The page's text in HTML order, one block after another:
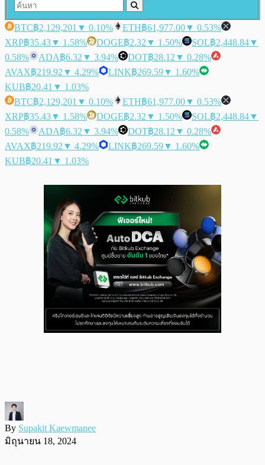
BTC฿2,129,201 ▼ 0.10% ETH฿61,977.00▼ 0.53%
XRP฿35.43▼ 1.58% DOGE฿2.32 ▼ 1.50% SOL฿2,448.84▼
0.58%
ADA฿6.32 ▼ 3.94% DOT฿28.12 ▼ 0.28%
AVAX฿219.92 ▼ 4.29% LINK฿269.59▼ 1.60%
KUB฿20.41 ▼ 1.03%
BTC฿2,129,201 ▼ 0.10% ETH฿61,977.00▼ 0.53%
XRP฿35.43▼ 1.58% DOGE฿2.32 ▼ 1.50% SOL฿2,448.84▼
0.58%
ADA฿6.32 ▼ 3.94% DOT฿28.12 ▼ 0.28%
AVAX฿219.92 ▼ 4.29% LINK฿269.59▼ 1.60%
KUB฿20.41 ▼ 1.03%
By Supakit Kaewmanee
มิถุนายน 18, 2024